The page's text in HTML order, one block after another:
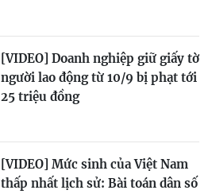
[VIDEO] Doanh nghiệp giữ giấy tờ
người lao động từ 10/9 bị phạt tới
25 triệu đồng
[VIDEO] Mức sinh của Việt Nam
thấp nhất lịch sử: Bài toán dân số